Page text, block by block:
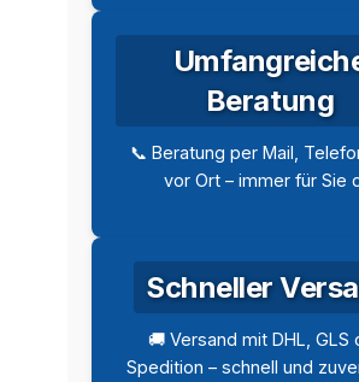
Beratung
📞 Beratung per Mail,
vor Ort – immer für Sie
Schneller
🚚 Versand mit DHL, GLS
Spedition – schnell und